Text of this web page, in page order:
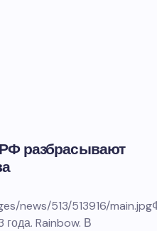
разбрасывают
news/513/513916/
года. Rainbow. В